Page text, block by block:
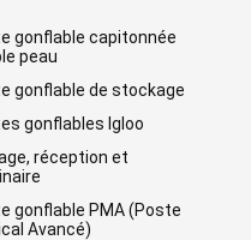
gonflable capitonnée
peau
gonflable de stockage
gonflables Igloo
réception et
gonflable PMA (Poste
Avancé)